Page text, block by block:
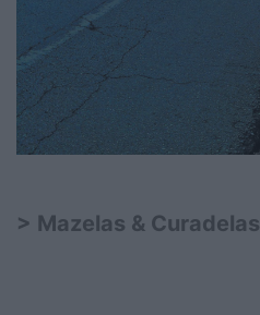
> Mazelas & Curadelas